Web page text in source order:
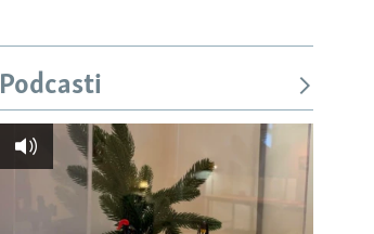
Podcasti